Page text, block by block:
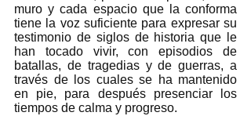
muro y cada espacio que la conforma
tiene la voz suficiente para expresar su
testimonio de siglos de historia que le
han tocado vivir, con episodios de
batallas, de tragedias y de guerras, a
través de los cuales se ha mantenido
en pie, para después presenciar los
tiempos de calma y progreso.